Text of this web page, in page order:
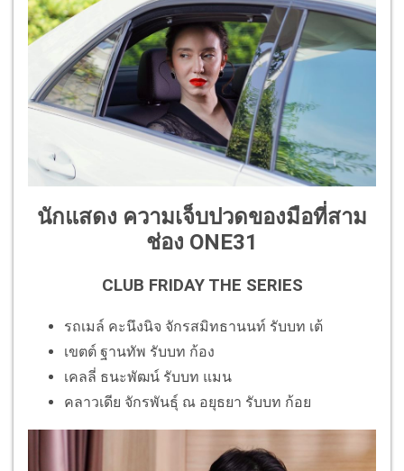
นักแสดง ความเจ็บปวดของมือที่สาม
ช่อง ONE31
CLUB FRIDAY THE SERIES
รถเมล์ คะนึงนิจ จักรสมิทธานนท์ รับบท เต้
เขตต์ ฐานทัพ รับบท ก้อง
เคลลี่ ธนะพัฒน์ รับบท แมน
คลาวเดีย จักรพันธุ์ ณ อยุธยา รับบท ก้อย